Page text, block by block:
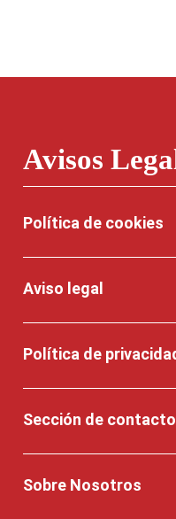
Avisos
Política de cookies
Aviso legal
Política de
Sección de contacto
Sobre Nosotros